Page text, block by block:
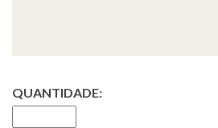
QUANTIDADE: